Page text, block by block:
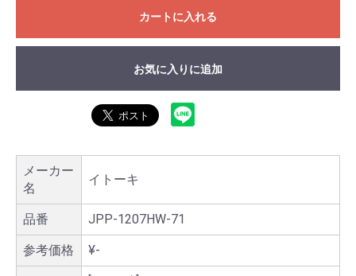
カートに入れる
お気に入りに追加
メーカー
名
イトーキ
品番 JPP-1207HW-71
参考価格 ¥-